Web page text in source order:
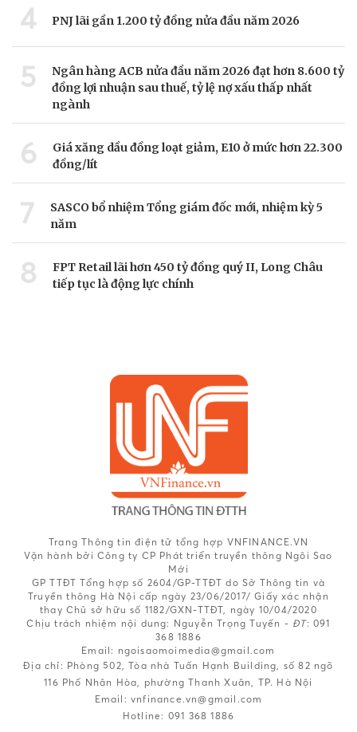
4 PNJ lãi gần 1.200 tỷ đồng nửa đầu năm 2026
5
Ngân hàng ACB nửa đầu năm 2026 đạt hơn 8.600 tỷ
đồng lợi nhuận sau thuế, tỷ lệ nợ xấu thấp nhất
ngành
6
Giá xăng dầu đồng loạt giảm, E10 ở mức hơn 22.300
đồng/lít
7
SASCO bổ nhiệm Tổng giám đốc mới, nhiệm kỳ 5
năm
8
FPT Retail lãi hơn 450 tỷ đồng quý II, Long Châu
tiếp tục là động lực chính
Trang Thông tin điện tử tổng hợp VNFINANCE.VN
Vận hành bởi Công ty CP Phát triển truyền thông Ngôi Sao
Mới
GP TTĐT Tổng hợp số 2604/GP-TTĐT do Sở Thông tin và
Truyền thông Hà Nội cấp ngày 23/06/2017/ Giấy xác nhận
thay Chủ sở hữu số 1182/GXN-TTĐT, ngày 10/04/2020
Chịu trách nhiệm nội dung: Nguyễn Trọng Tuyến - ĐT: 091
368 1886
Email: ngoisaomoimedia@gmail.com
Địa chỉ: Phòng 502, Tòa nhà Tuấn Hạnh Building, số 82 ngõ
116 Phố Nhân Hòa, phường Thanh Xuân, TP. Hà Nội
Email: vnfinance.vn@gmail.com
Hotline: 091 368 1886